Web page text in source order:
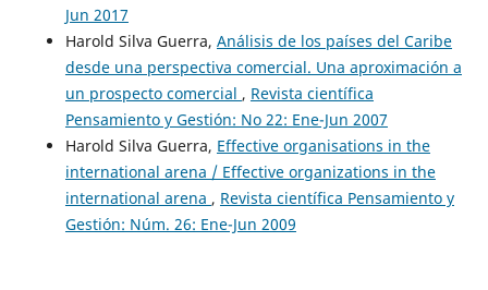
Jun 2017
Harold Silva Guerra, Análisis de los países del Caribe
desde una perspectiva comercial. Una aproximación a
un prospecto comercial , Revista científica
Pensamiento y Gestión: No 22: Ene-Jun 2007
Harold Silva Guerra, Effective organisations in the
international arena / Effective organizations in the
international arena , Revista científica Pensamiento y
Gestión: Núm. 26: Ene-Jun 2009